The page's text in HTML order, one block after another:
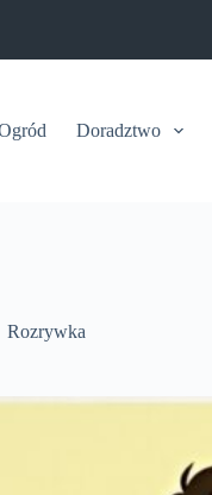
Doradztwo
Rozrywka